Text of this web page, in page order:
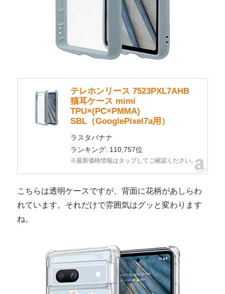
テレホンリース 7523PXL7AHB
猫耳ケース mimi
TPU×(PC×PMMA)
SBL（GooglePixel7a用）
ラスタバナナ
ランキング: 110,757位
※最新価格情報はタップしてご確認ください。
こちらは透明ケースですが、背面に花柄があしらわ
れています。それだけで雰囲気はグッと変わります
ね。